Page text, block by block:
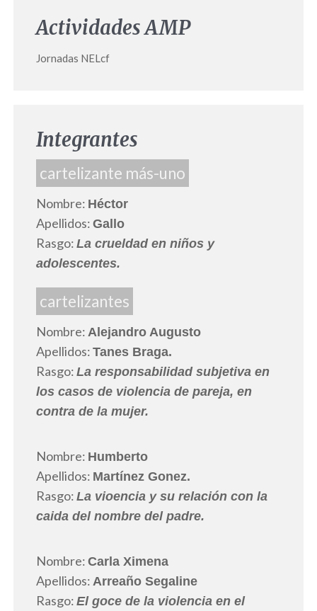
Actividades AMP
Jornadas NELcf
Integrantes
cartelizante más-uno
Nombre: Héctor
Apellidos: Gallo
Rasgo: La crueldad en niños y
adolescentes.
cartelizantes
Nombre: Alejandro Augusto
Apellidos: Tanes Braga.
Rasgo: La responsabilidad subjetiva en
los casos de violencia de pareja, en
contra de la mujer.
Nombre: Humberto
Apellidos: Martínez Gonez.
Rasgo: La vioencia y su relación con la
caida del nombre del padre.
Nombre: Carla Ximena
Apellidos: Arreaño Segaline
Rasgo: El goce de la violencia en el